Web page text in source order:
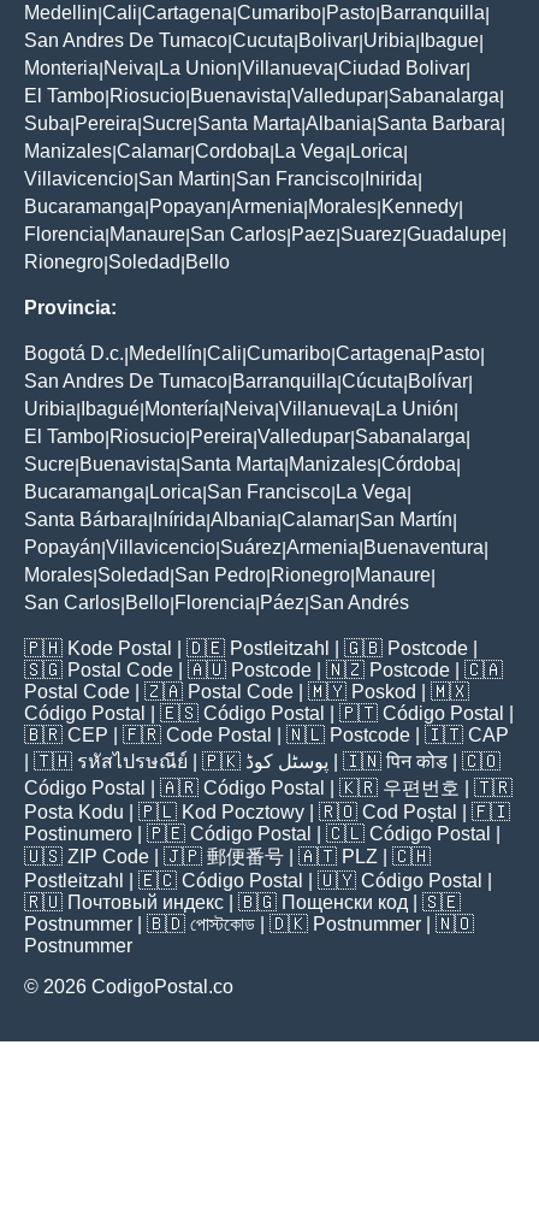
Medellin Cali Cartagena Cumaribo Pasto Barranquilla
San Andres De Tumaco Cucuta Bolivar Uribia Ibague
Monteria Neiva La Union Villanueva Ciudad Bolivar
El Tambo Riosucio Buenavista Valledupar Sabanalarga
Suba Pereira Sucre Santa Marta Albania Santa Barbara
Manizales Calamar Cordoba La Vega Lorica
Villavicencio San Martin San Francisco Inirida
Bucaramanga Popayan Armenia Morales Kennedy
Florencia Manaure San Carlos Paez Suarez Guadalupe
Rionegro Soledad Bello
Provincia:
Bogotá D.c. Medellín Cali Cumaribo Cartagena Pasto
San Andres De Tumaco Barranquilla Cúcuta Bolívar
Uribia
Ibagué Montería Neiva Villanueva La Unión
El Tambo Riosucio Pereira Valledupar Sabanalarga
Sucre Buenavista Santa Marta Manizales Córdoba
Bucaramanga Lorica San Francisco La Vega
Santa Bárbara Inírida Albania Calamar San Martín
Popayán Villavicencio Suárez Armenia Buenaventura
Morales Soledad San Pedro Rionegro Manaure
San Carlos Bello Florencia Páez San Andrés
🇵🇭 Kode Postal | 🇩🇪 Postleitzahl | 🇬🇧 Postcode
🇸🇬 Postal Code | 🇦🇺 Postcode | 🇳🇿 Postcode | 🇨🇦
Postal Code | 🇿🇦 Postal Code | 🇲🇾 Poskod
| 🇲🇽
Código Postal
| 🇪🇸 Código Postal | 🇵🇹 Código Postal
🇧🇷 CEP | 🇫🇷 Code Postal | 🇳🇱 Postcode | 🇮🇹 CAP
| 🇹🇭 รหัสไปรษณีย์ | 🇵🇰 پوسٹل کوڈ | 🇮🇳पिन कोड | 🇨🇴
Código Postal
| 🇦🇷 Código Postal | 🇰🇷 우편번호
| 🇹🇷
Posta Kodu | 🇵🇱 Kod Pocztowy | 🇷🇴 Cod Poștal
| 🇫🇮
Postinumero | 🇵🇪 Código Postal | 🇨🇱 Código Postal
🇺🇸 ZIP Code | 🇯🇵 郵便番号 | 🇦🇹 PLZ | 🇨🇭
Postleitzahl
| 🇪🇨 Código Postal | 🇺🇾 Código Postal
🇷🇺 Почтовый индекс | 🇧🇬 Пощенски код | 🇸🇪
Postnummer | 🇧🇩 পোস্টকোড | 🇩🇰 Postnummer | 🇳🇴
Postnummer
© 2026 CodigoPostal.co